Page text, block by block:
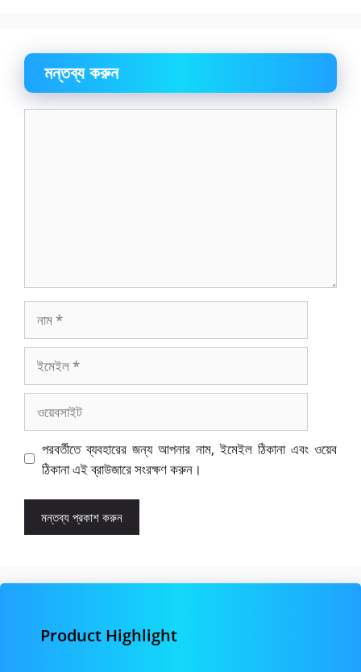
মন্তব্য করুন
ইমেইল
পরবর্তীতে ব্যবহারের জন্য আপনার নাম, ইমেইল ঠিকানা এবং ওয়েব
ঠিকানা এই ব্রাউজারে সংরক্ষণ করুন।
Product Highlight